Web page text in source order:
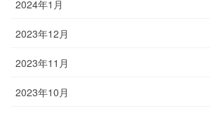
2024年1月
2023年12月
2023年11月
2023年10月